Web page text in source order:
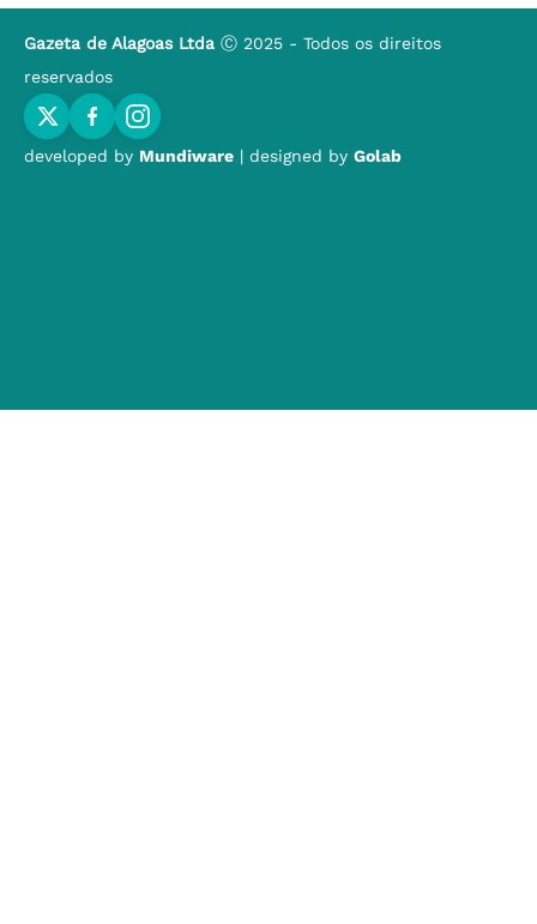
Gazeta de Alagoas Ltda Ⓒ 2025 - Todos os direitos
reservados
developed by Mundiware | designed by Golab